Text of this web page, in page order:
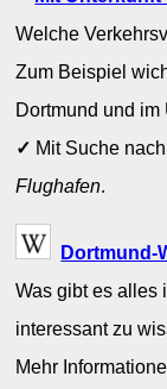
Welche
Zum Beispiel
Dortmund und im
✓ Mit Suche nach
Flughafen.
Dortmund-
Was gibt es alles
interessant zu
Mehr